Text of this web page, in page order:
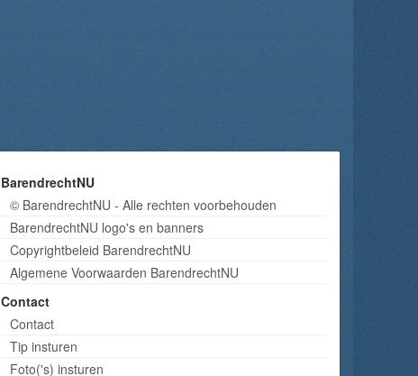
BarendrechtNU
© BarendrechtNU - Alle rechten voorbehouden
BarendrechtNU logo's en banners
Copyrightbeleid BarendrechtNU
Algemene Voorwaarden BarendrechtNU
Contact
Contact
Tip insturen
Foto('s) insturen